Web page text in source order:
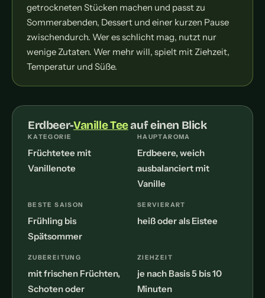
getrockneten Stücken machen und passt zu
Sommerabenden, Dessert und einer kurzen Pause
zwischendurch. Wer es schlicht mag, nutzt nur
wenige Zutaten. Wer mehr will, spielt mit Ziehzeit,
Temperatur und Süße.
Erdbeer-Vanille Teeauf einen Blick
KATEGORIE
Früchtetee mit
Vanillenote
HAUPTAROMA
Erdbeere, weich
ausbalanciert mit
Vanille
BESTE SAISON
Frühling bis
Spätsommer
SERVIERART
heiß oder als Eistee
ZUBEREITUNG
mit frischen Früchten,
Schoten oder
ZIEHZEIT
je nach Basis 5 bis 10
Minuten